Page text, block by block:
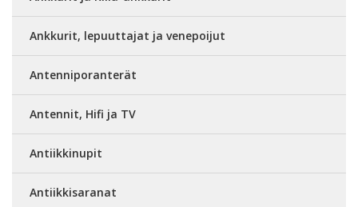
Ankkurit, lepuuttajat ja venepoijut
Antenniporanterät
Antennit, Hifi ja TV
Antiikkinupit
Antiikkisaranat